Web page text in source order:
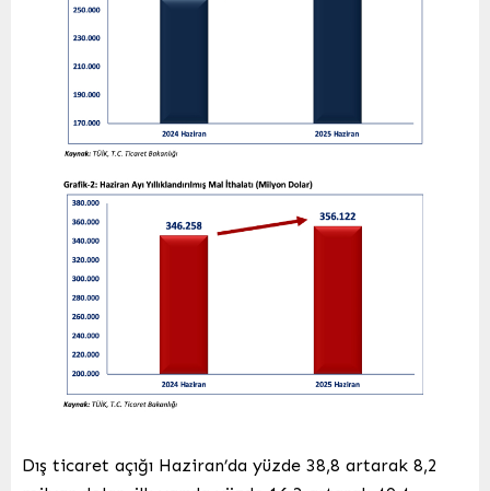
Dış ticaret açığı Haziran’da yüzde 38,8 artarak 8,2